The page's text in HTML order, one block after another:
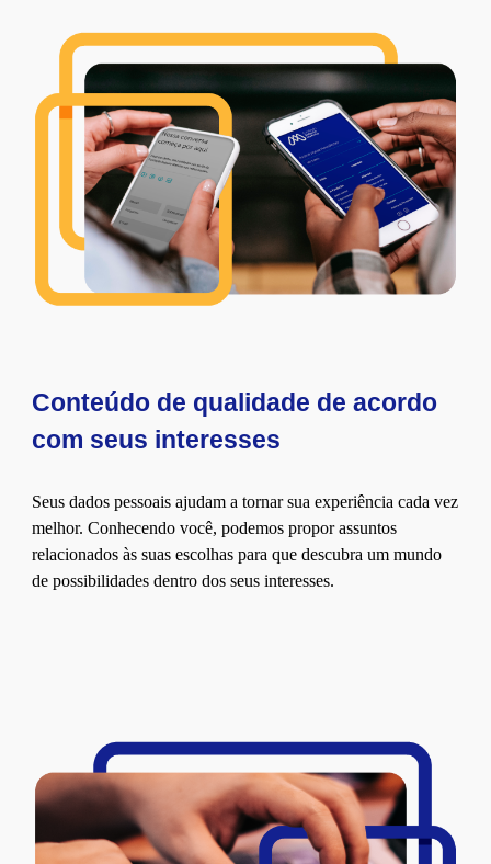
Conteúdo de qualidade de acordo
com seus interesses
Seus dados pessoais ajudam a tornar sua experiência cada vez
melhor. Conhecendo você, podemos propor assuntos
relacionados às suas escolhas para que descubra um mundo
de possibilidades dentro dos seus interesses.